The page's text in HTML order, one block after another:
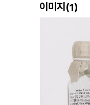
이미지(1)